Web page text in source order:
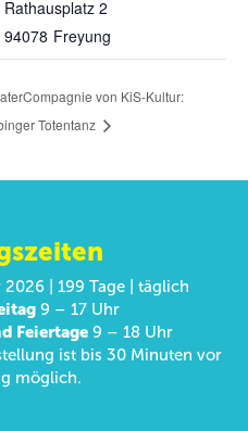
Rathausplatz 2
Freyung
94078
von KiS-Kultur:
Totentanz
| 199 Tage | täglich
9 – 17 Uhr
Feiertage9 – 18 Uhr
ist bis 30 Minuten vor
möglich.